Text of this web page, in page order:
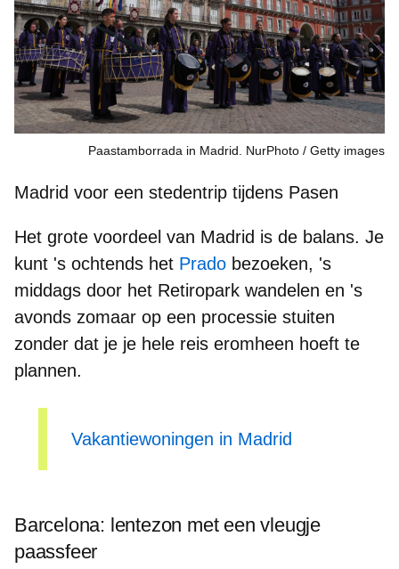
Paastamborrada in Madrid. NurPhoto Getty images
Madrid voor een stedentrip tijdens Pasen
Het grote voordeel van Madrid is de balans. Je
kunt 's ochtends het Prado bezoeken, 's
middags door het Retiropark wandelen en 's
avonds zomaar op een processie stuiten
zonder dat je je hele reis eromheen hoeft te
plannen.
Vakantiewoningen in Madrid
Barcelona: lentezon met een vleugje
paassfeer